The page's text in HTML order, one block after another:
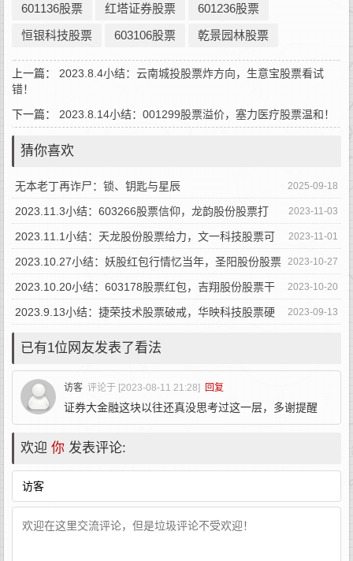
601136股票
红塔证券股票
601236股票
恒银科技股票
603106股票 乾景园林股票
上一篇： 2023.8.4小结：云南城投股票炸方向，生意宝股票看试
错！
下一篇： 2023.8.14小结：001299股票溢价，塞力医疗股票温和！
猜你喜欢
2025-09-18
无本老丁再诈尸：锁、钥匙与星辰
2023-11-03
2023.11.3小结：603266股票信仰，龙韵股份股票打
野！
2023-11-01
2023.11.1小结：天龙股份股票给力，文一科技股票可
以！
2023-10-27
2023.10.27小结：妖股红包行情忆当年，圣阳股份股票
打野！
2023-10-20
2023.10.20小结：603178股票红包，吉翔股份股票干
脆！
2023-09-13
2023.9.13小结：捷荣技术股票破戒，华映科技股票硬
已有1位网友发表了看法
访客 评论于 [2023-08-11 21:28] 回复
证券大金融这块以往还真没思考过这一层，多谢提醒
欢迎 你 发表评论: